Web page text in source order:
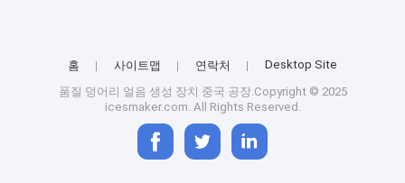
홈 사이트맵 연락처 Desktop Site
품질 덩어리 얼음 생성 장치 중국 공장.Copyright © 2025
icesmaker.com. All Rights Reserved.